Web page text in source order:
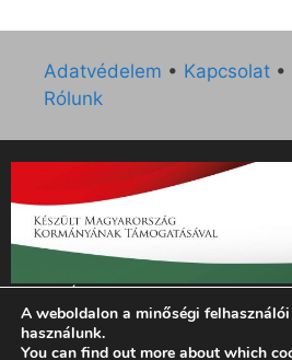
Adatvédelem • Kapcsolat •
Rólunk
„Az Új Ember katolikus hetilap
támogatását az EGYH-KCP-14-
szerződés keretében 3 000 000 Ft
A weboldalon a minőségi
használunk.
You can find out more about which